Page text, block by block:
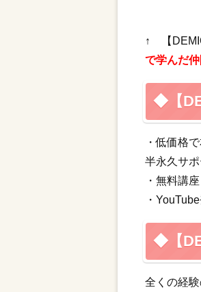
↑ 【
で学んだ
◆【
・低価格
半永久サ
・無料講
・
◆【
全くの経